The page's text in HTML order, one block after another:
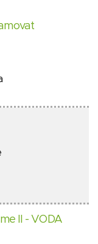
II - VODA